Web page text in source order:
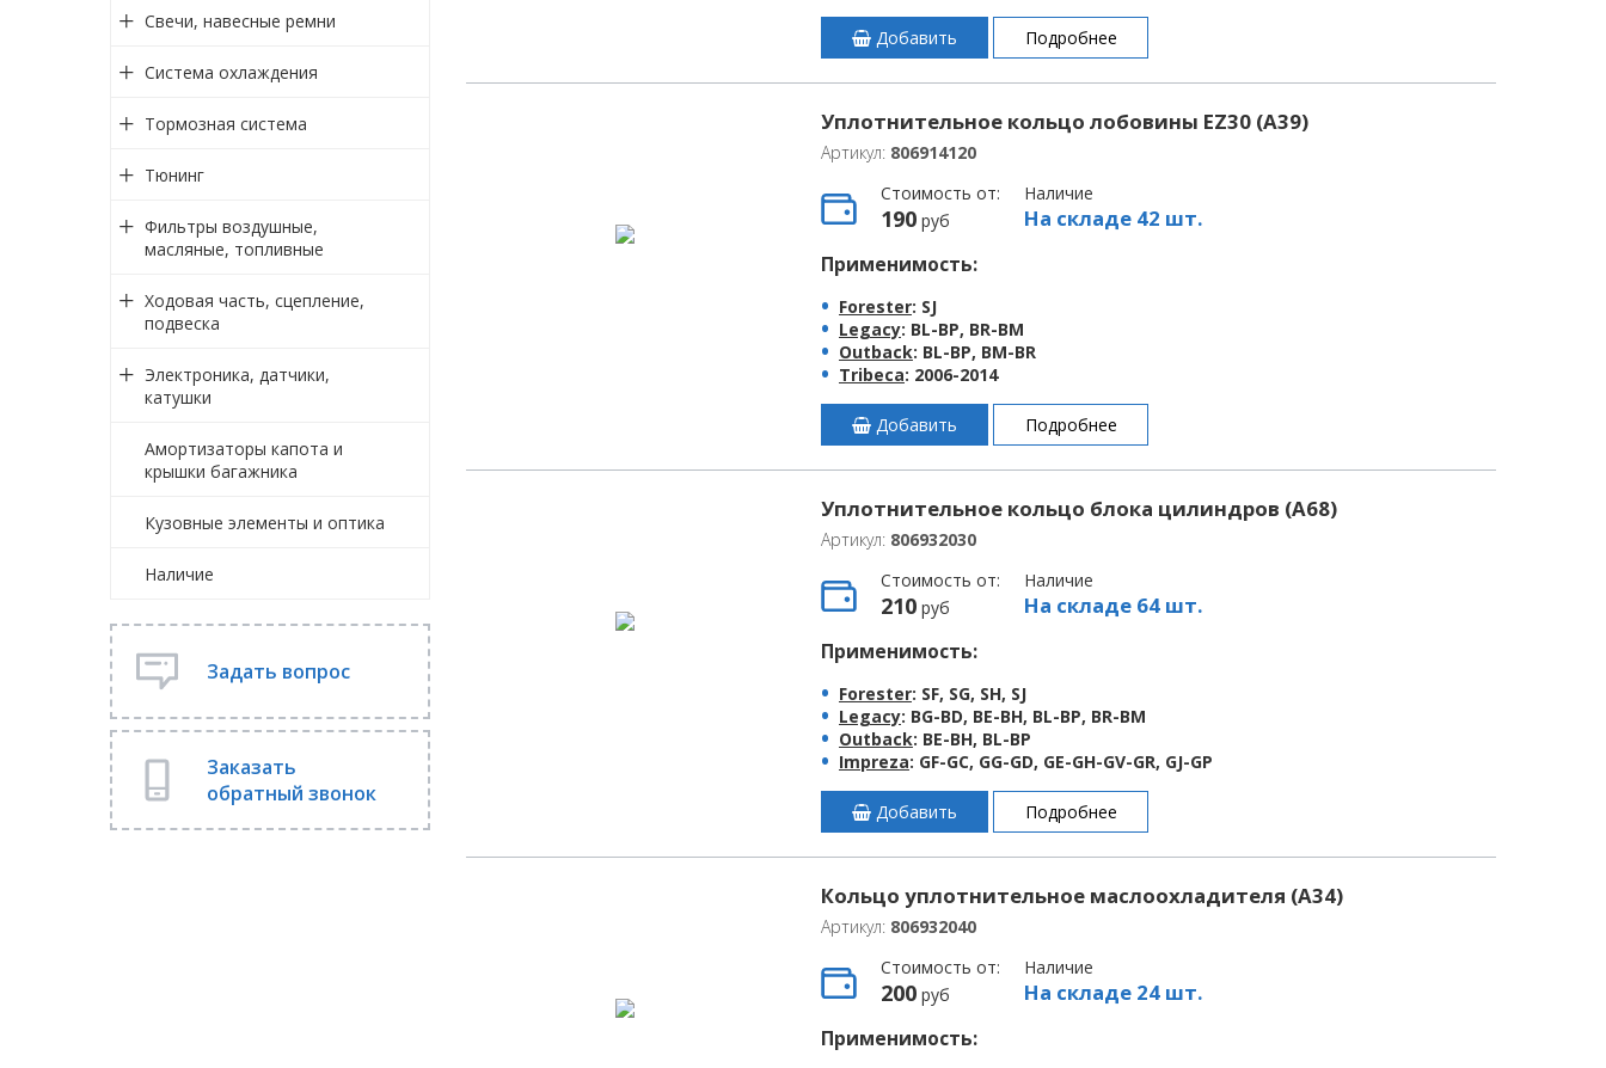
Свечи, навесные ремни
Система охлаждения
Тормозная система
Тюнинг
Фильтры воздушные,
масляные, топливные
Ходовая часть, сцепление,
подвеска
Электроника, датчики,
катушки
Амортизаторы капота и
крышки багажника
Кузовные элементы и оптика
Наличие
Задать вопрос
Заказать
обратный звонок
Добавить Подробнее
Уплотнительное кольцо лобовины EZ30 (A39)
Артикул: 806914120
Стоимость от:
190руб
Наличие
На складе 42 шт.
Применимость:
Forester: SJ
Legacy: BL-BP, BR-BM
Outback: BL-BP, BM-BR
Tribeca: 2006-2014
Добавить Подробнее
Уплотнительное кольцо блока цилиндров (A68)
Артикул: 806932030
Стоимость от:
210руб
Наличие
На складе 64 шт.
Применимость:
Forester: SF, SG, SH, SJ
Legacy: BG-BD, BE-BH, BL-BP, BR-BM
Outback: BE-BH, BL-BP
Impreza: GF-GC, GG-GD, GE-GH-GV-GR, GJ-GP
Добавить Подробнее
Кольцо уплотнительное маслоохладителя (A34)
Артикул: 806932040
Стоимость от:
200руб
Наличие
На складе 24 шт.
Применимость: